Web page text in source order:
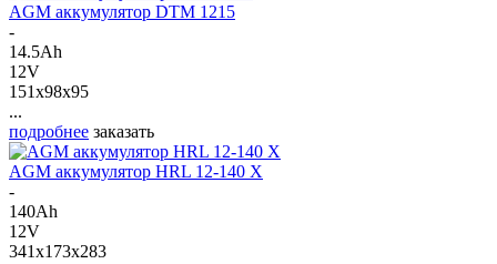
AGM аккумулятор DTM 1215
-
14.5Ah
12V
151x98x95
...
подробнее заказать
AGM аккумулятор HRL 12-140 X
-
140Ah
12V
341x173x283